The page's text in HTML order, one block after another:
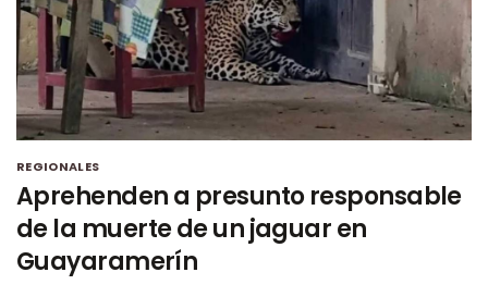
REGIONALES
Aprehenden a presunto responsable
de la muerte de un jaguar en
Guayaramerín